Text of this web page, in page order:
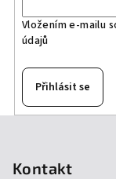
Vložením e-mailu
údajů
Přihlásit se
Kontakt